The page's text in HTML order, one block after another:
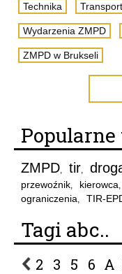
Technika
Wydarzenia ZMPD
ZMPD w Brukseli
Popularne
ZMPD, tir,
przewoźnik, kierowca,
ograniczenia, TIR-
Tagi abc..
2 3 5 6 A